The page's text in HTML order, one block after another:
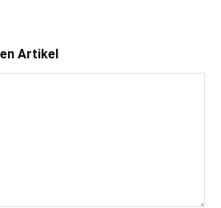
Artikel